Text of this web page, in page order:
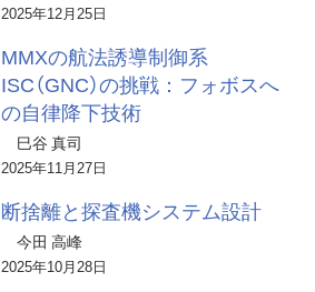
2025年12月25日
MMXの航法誘導制御系
ISC（GNC）の挑戦：フォボスへ
の自律降下技術
巳谷 真司
2025年11月27日
断捨離と探査機システム設計
今田 高峰
2025年10月28日